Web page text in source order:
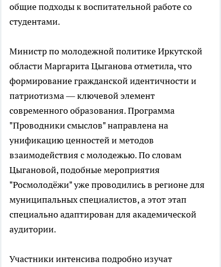
общие подходы к воспитательной работе со
студентами.
Министр по молодежной политике Иркутской
области Маргарита Цыганова отметила, что
формирование гражданской идентичности и
патриотизма — ключевой элемент
современного образования. Программа
"Проводники смыслов" направлена на
унификацию ценностей и методов
взаимодействия с молодежью. По словам
Цыгановой, подобные мероприятия
"Росмолодёжи" уже проводились в регионе для
муниципальных специалистов, а этот этап
специально адаптирован для академической
аудитории.
Участники интенсива подробно изучат